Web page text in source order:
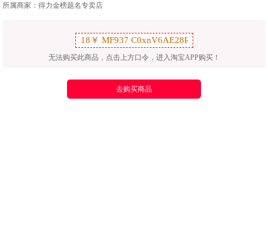
所属商家：得力金榜题名专卖店
无法购买此商品，点击上方口令，进入淘宝APP购买！
去购买商品